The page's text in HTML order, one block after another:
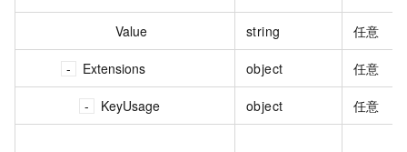
Value string 任意
Extensions object 任意
KeyUsage object 任意